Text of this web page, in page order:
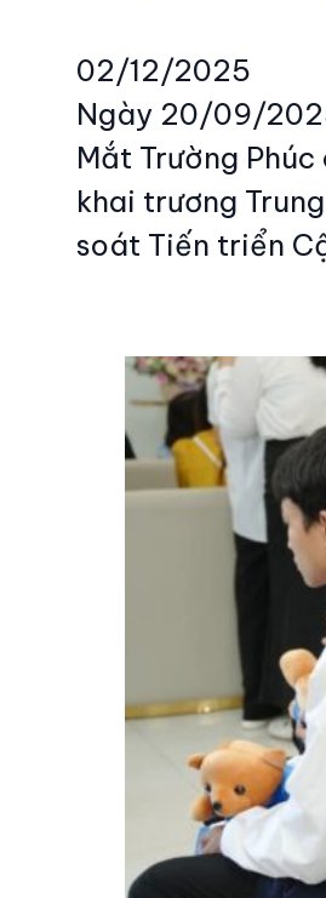
02/12/2025
Ngày 20/09/
Mắt Trường
khai trương
soát Tiến triển